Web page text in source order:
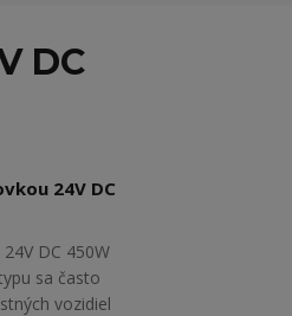
DC
24V DC
DC 450W
sa často
vozidiel